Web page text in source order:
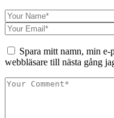
Spara mitt namn, min e-
webbläsare till nästa gång